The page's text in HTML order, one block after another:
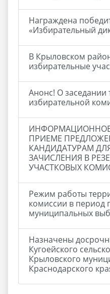
Награждена
«Избирательный
В Крыловском
избирательные
Анонс! О заседании
избирательной
ПРИЕМЕ
КАНДИДАТУРАМ
ЗАЧИСЛЕНИЯ В
УЧАСТКОВЫХ
Режим работы
комиссии в период
муниципальных
Назначены
Кугоейского
Крыловского
Краснодарского